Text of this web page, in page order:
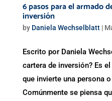
6 pasos para el armado
inversión
by Daniela Wechselblatt|
Escrito por Daniela
cartera de inversión? Es
que invierte una persona
Comúnmente se piensa